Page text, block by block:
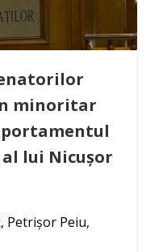
minoritar
lui Nicușor
Petrișor Peiu,